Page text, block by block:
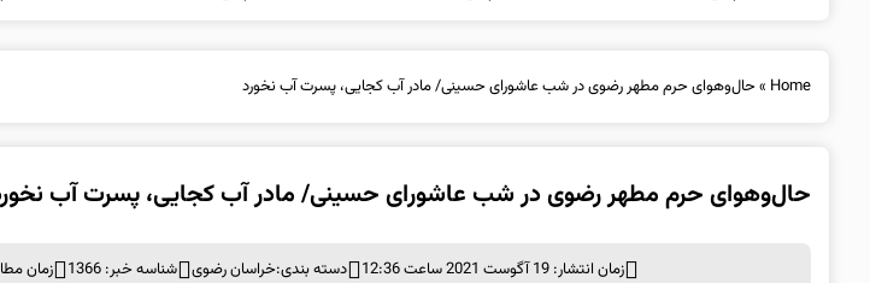
Home
»حال‌وهوای حرم مطهر رضوی در شب عاشورای حسینی/ مادر آب کجایی، پسرت آب نخورد
حال‌وهوای حرم مطهر رضوی در شب عاشورای حسینی/ مادر آب کجایی، پسرت آب
زمان انتشار: 19 آگوست 2021 ساعت 12:36 دسته بندی:خراسان رضوی شناسه خبر: 1366 زمان مطالعه: